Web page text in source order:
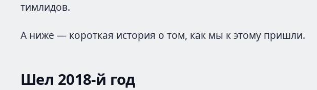
тимлидов.
А ниже — короткая история о том, как мы к этому пришли.
Шел 2018-й год